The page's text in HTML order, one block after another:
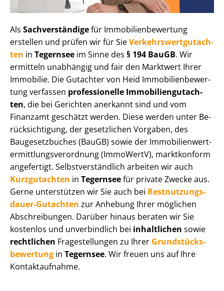
Als Sachverständigefür Im­mo­bi­li­en­be­wer­tung
erstellen und prüfen wir für SieVer­kehrs­wert­gut­ach­
ten in Tegernsee im Sinne des § 194 BauGB. Wir
ermitteln unabhängig und fair den Marktwert Ihrer
Immobilie. Die Gutachter von Heid Im­mo­bi­li­en­be­wer­
tung verfassen professionelle Im­mo­bi­li­en­gut­ach­
ten, die bei Gerichten anerkannt sind und vom
Finanzamt geschätzt werden. Diese werden unter Be­
rück­sich­ti­gung, der gesetzlichen Vorgaben, des
Baugesetzbuches (BauGB) sowie der Im­mo­bi­li­en­wert­
ermitt­lungs­ver­ord­nung (ImmoWertV), marktkonform
angefertigt. Selbst­ver­ständ­lich arbeiten wir auch
Kurzgutachten in Tegernseefür private Zwecke aus.
Gerne unterstützen wir Sie auch bei Rest­nut­zungs­
dau­er-Gutachten zur Anhebung Ihrer möglichen
Abschreibungen. Darüber hinaus beraten wir Sie
kostenlos und unverbindlich bei inhaltlichen sowie
rechtlichen Fragestellungen zu Ihrer Grund­stücks­
be­wer­tung in Tegernsee. Wir freuen uns auf Ihre
Kontaktaufnahme.